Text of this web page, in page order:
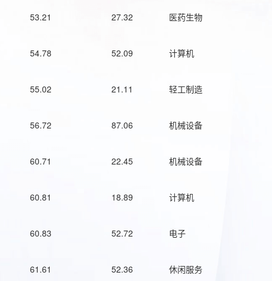
53.21 27.32 医药生物
54.78 52.09 计算机
55.02 21.11 轻工制造
56.72 87.06 机械设备
60.71 22.45 机械设备
60.81 18.89 计算机
60.83 52.72 电子
61.61 52.36 休闲服务